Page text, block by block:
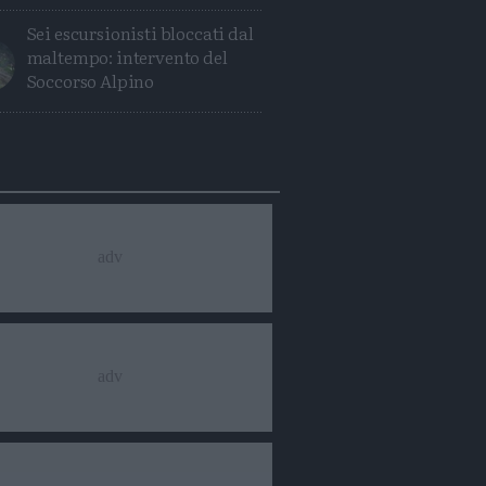
Sei escursionisti bloccati dal
maltempo: intervento del
Soccorso Alpino